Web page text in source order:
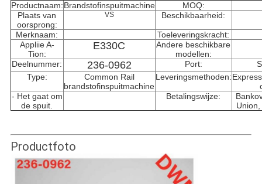
Productnaam:Brandstofinspuitmachine
MOQ:
Plaats van
oorsprong:
VS Beschikbaarheid:
Merknaam:
Toeleveringskracht:
Appliie A-
Tion:
E330C
Andere beschikbare
modellen:
Deelnummer:
236-0962 Port:
Type:
Common Rail
brandstofinspuitmachine
Leveringsmethoden:
- Het gaat om
de spuit.
Betalingswijze:
Productfoto